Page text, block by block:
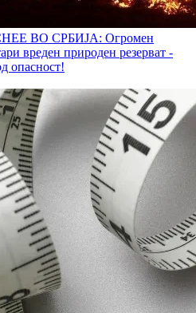
ВО СРБИЈА: Огромен
вреден природен резерват -
опасност!